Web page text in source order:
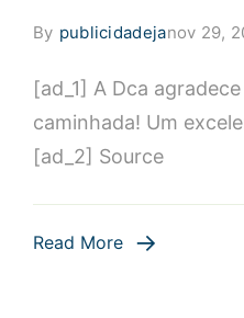
By publicidadejanov 29,
[ad_1] A Dca
caminhada! Um
[ad_2] Source
Read More